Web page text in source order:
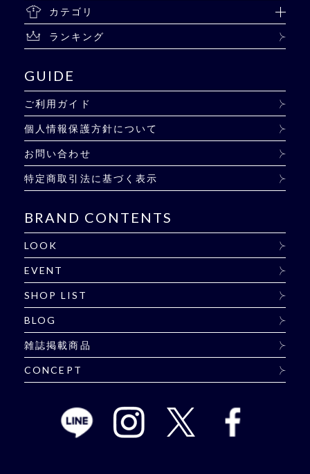
カテゴリ
ランキング
GUIDE
ご利用ガイド
個人情報保護方針について
お問い合わせ
特定商取引法に基づく表示
BRAND CONTENTS
LOOK
EVENT
SHOP LIST
BLOG
雑誌掲載商品
CONCEPT